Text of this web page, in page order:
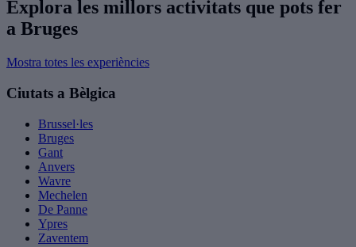
Explora les millors activitats que pots fer
a Bruges
Mostra totes les experiències
Ciutats a Bèlgica
Brussel·les
Bruges
Gant
Anvers
Wavre
Mechelen
De Panne
Ypres
Zaventem